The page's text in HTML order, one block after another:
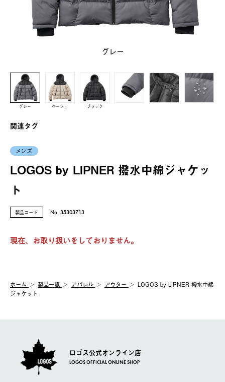
グレー
グレー ベージュ ブラック
関連タグ
メンズ
LOGOS by LIPNER 撥水中綿ジャケッ
ト
製品コード No. 35303713
現在、お取り扱いをしておりません。
ホーム 製品⼀覧 アパレル アウター
LOGOS by LIPNER 撥水中綿
ジャケット
ロゴス公式オンライン店
LOGOS OFFICIAL ONLINE SHOP